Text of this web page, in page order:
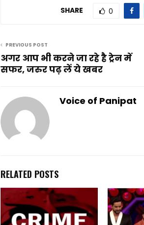
SHARE 0
PREVIOUS POST
अगर आप भी करने जा रहे है ट्रेन में
सफर, जरुर पढ़ लें ये खबर
Voice of Panipat
RELATED POSTS